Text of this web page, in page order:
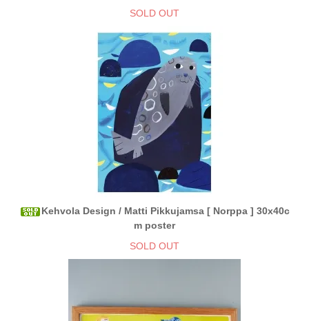
SOLD OUT
Kehvola Design / Matti Pikkujamsa [ Norppa ] 30x40c
m poster
SOLD OUT